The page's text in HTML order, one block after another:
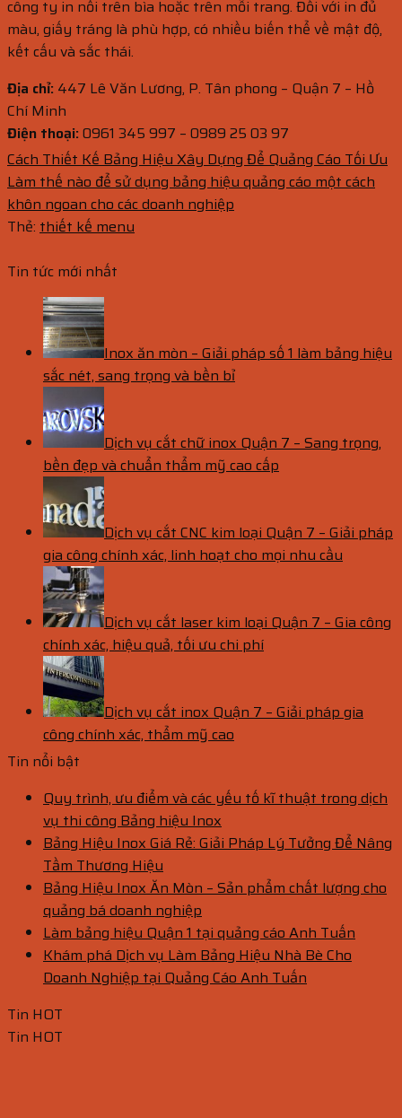
công ty in nổi trên bìa hoặc trên mỗi trang. Đối với in đủ
màu, giấy tráng là phù hợp, có nhiều biến thể về mật độ,
kết cấu và sắc thái.
Địa chỉ: 447 Lê Văn Lương, P. Tân phong – Quận 7 – Hồ
Chí Minh
Điện thoại:0961 345 997 – 0989 25 03 97
Cách Thiết Kế Bảng Hiệu Xây Dựng Để Quảng Cáo Tối Ưu
Làm thế nào để sử dụng bảng hiệu quảng cáo một cách
khôn ngoan cho các doanh nghiệp
Thẻ: thiết kế menu
Tin tức mới nhất
Inox ăn mòn – Giải pháp số 1 làm bảng hiệu
sắc nét, sang trọng và bền bỉ
Dịch vụ cắt chữ inox Quận 7 – Sang trọng,
bền đẹp và chuẩn thẩm mỹ cao cấp
Dịch vụ cắt CNC kim loại Quận 7 – Giải pháp
gia công chính xác, linh hoạt cho mọi nhu cầu
Dịch vụ cắt laser kim loại Quận 7 – Gia công
chính xác, hiệu quả, tối ưu chi phí
Dịch vụ cắt inox Quận 7 – Giải pháp gia
công chính xác, thẩm mỹ cao
Tin nổi bật
Quy trình, ưu điểm và các yếu tố kĩ thuật trong dịch
vụ thi công Bảng hiệu Inox
Bảng Hiệu Inox Giá Rẻ: Giải Pháp Lý Tưởng Để Nâng
Tầm Thương Hiệu
Bảng Hiệu Inox Ăn Mòn – Sản phẩm chất lượng cho
quảng bá doanh nghiệp
Làm bảng hiệu Quận 1 tại quảng cáo Anh Tuấn
Khám phá Dịch vụ Làm Bảng Hiệu Nhà Bè Cho
Doanh Nghiệp tại Quảng Cáo Anh Tuấn
Tin HOT
Tin HOT